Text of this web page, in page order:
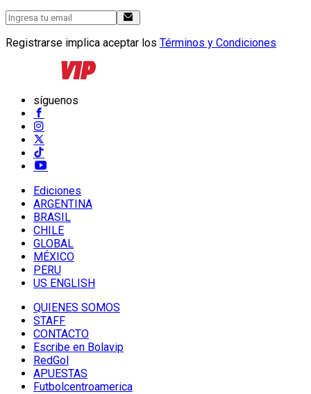
Registrarse implica aceptar los Términos y Condiciones
síguenos
Ediciones
ARGENTINA
BRASIL
CHILE
GLOBAL
MÉXICO
PERU
US ENGLISH
QUIENES SOMOS
STAFF
CONTACTO
Escribe en Bolavip
RedGol
APUESTAS
Futbolcentroamerica